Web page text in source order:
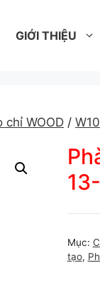
GIỚI THIỆU
chỉ WOOD / W10
Mục:
tạo,